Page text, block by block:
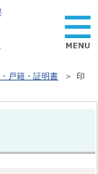
戸籍・証明書 ＞ 印